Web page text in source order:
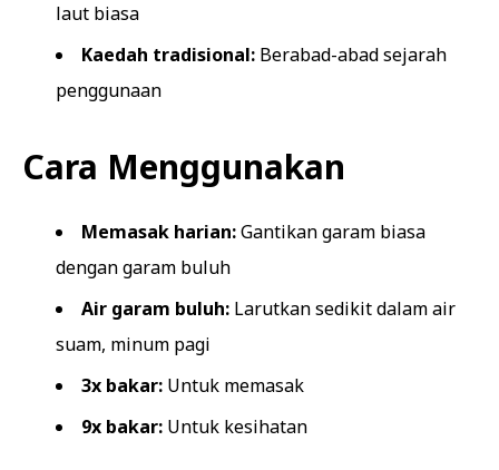
laut biasa
Kaedah tradisional: Berabad-abad sejarah
penggunaan
Cara Menggunakan
Memasak harian:Gantikan garam biasa
dengan garam buluh
Air garam buluh: Larutkan sedikit dalam air
suam, minum pagi
3x bakar: Untuk memasak
9x bakar: Untuk kesihatan